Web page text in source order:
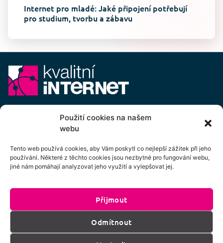
Použití cookies na našem
webu
Tento web používá cookies, aby Vám poskytl co nejlepší zážitek při jeho
používání. Některé z těchto cookies jsou nezbytné pro fungování webu,
jiné nám pomáhají analyzovat jeho využití a vylepšovat jej.
Přijmout
Odmítnout
Internet pro mladé: Jaké připojení potřebují
pro studium, tvorbu a zábavu
info@kvalitni-internet.cz
pobočného spolku Kvalitní internet ICTP, z.s.
Cenový výměr pobočného spolku Kvalitní internet ICTP, z.s.
Přihlášení k odběru newsletteru
Kliknutím na tlačítko souhlasíte se zpracováním
os. údajů dle podmínek uvedených